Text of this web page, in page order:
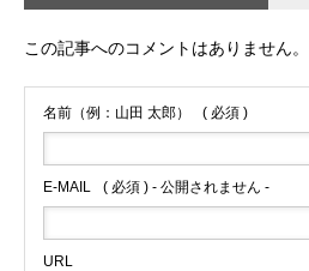
この記事へのコメントはありません。
名前（例：山田 太郎） ( 必須 )
E-MAIL ( 必須 ) - 公開されません -
URL